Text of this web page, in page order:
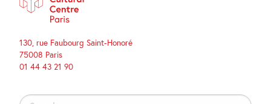
130, rue Faubourg Saint-Honoré
75008 Paris
01 44 43 21 90
Search